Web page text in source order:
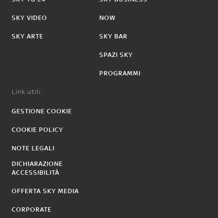
SKY VIDEO
SKY ARTE
NOW
SKY BAR
SPAZI SKY
PROGRAMMI
Link utili:
GESTIONE COOKIE
COOKIE POLICY
NOTE LEGALI
DICHIARAZIONE
ACCESSIBILITÀ
OFFERTA SKY MEDIA
CORPORATE